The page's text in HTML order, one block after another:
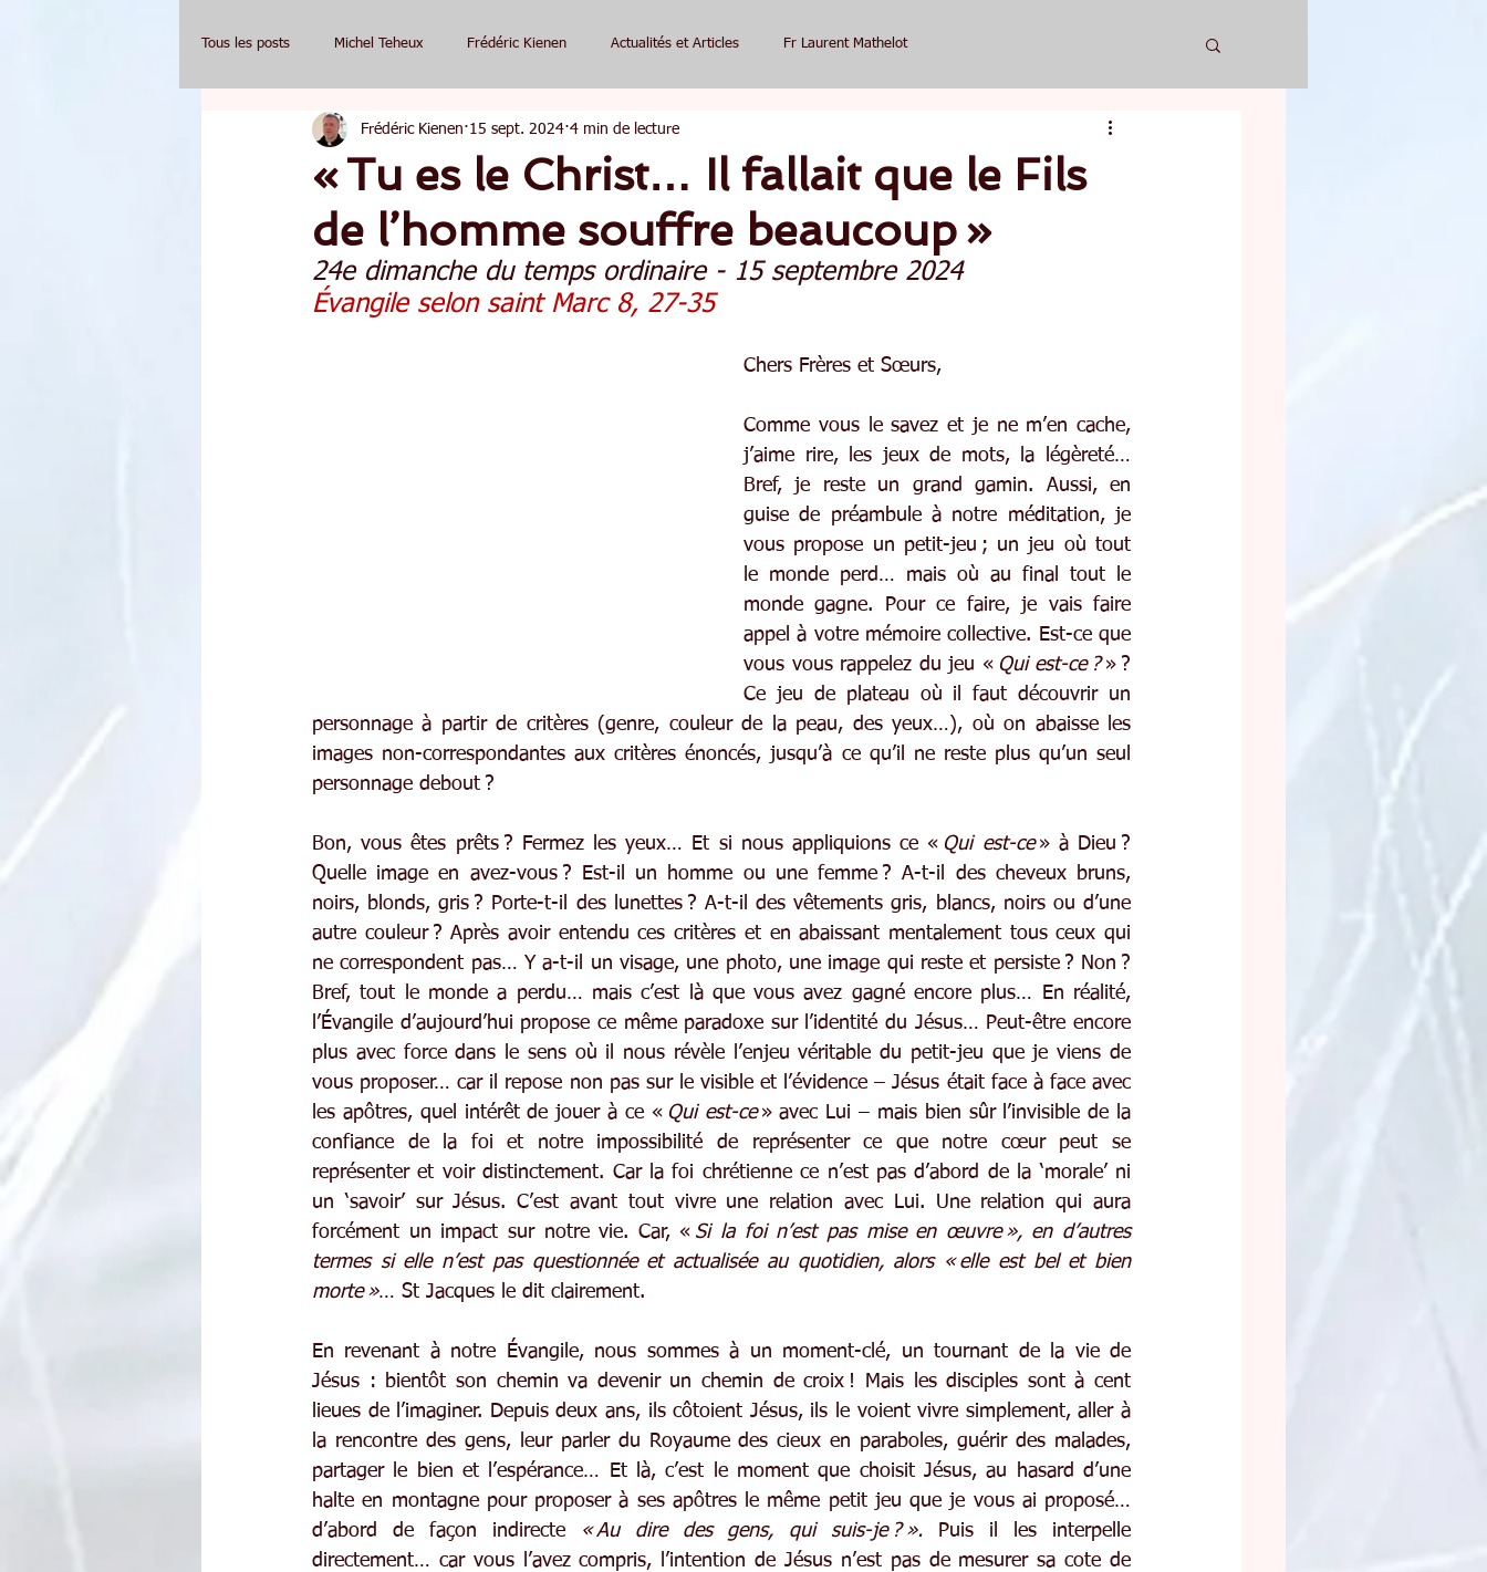
Tous les posts Michel Teheux Frédéric Kienen Actualités et Articles Fr Laurent Mathelot
« Tu es le Christ… Il fallait que le Fils
de l’homme souffre beaucoup »
Frédéric Kienen 15 sept. 2024 4 min de lecture
24e dimanche du temps ordinaire - 15 septembre 2024
Évangile selon saint Marc 8, 27-35
Chers Frères et Sœurs,
Comme vous le savez et je ne m’en cache,
j’aime rire, les jeux de mots, la légèreté…
Bref, je reste un grand gamin. Aussi, en
guise de préambule à notre méditation, je
vous propose un petit-jeu ; un jeu où tout
le monde perd… mais où au final tout le
monde gagne. Pour ce faire, je vais faire
appel à votre mémoire collective. Est-ce que
vous vous rappelez du jeu « Qui est-ce ? » ?
Ce jeu de plateau où il faut découvrir un
personnage à partir de critères (genre, couleur de la peau, des yeux…), où on abaisse les
images non-correspondantes aux critères énoncés, jusqu’à ce qu’il ne reste plus qu’un seul
personnage debout ?
Bon, vous êtes prêts ? Fermez les yeux… Et si nous appliquions ce « Qui est-ce » à Dieu ?
Quelle image en avez-vous ? Est-il un homme ou une femme ? A-t-il des cheveux bruns,
noirs, blonds, gris ? Porte-t-il des lunettes ? A-t-il des vêtements gris, blancs, noirs ou d’une
autre couleur ? Après avoir entendu ces critères et en abaissant mentalement tous ceux qui
ne correspondent pas… Y a-t-il un visage, une photo, une image qui reste et persiste ? Non ?
Bref, tout le monde a perdu… mais c’est là que vous avez gagné encore plus… En réalité,
l’Évangile d’aujourd’hui propose ce même paradoxe sur l’identité du Jésus… Peut-être encore
plus avec force dans le sens où il nous révèle l’enjeu véritable du petit-jeu que je viens de
vous proposer… car il repose non pas sur le visible et l’évidence – Jésus était face à face avec
les apôtres, quel intérêt de jouer à ce « Qui est-ce » avec Lui – mais bien sûr l’invisible de la
confiance de la foi et notre impossibilité de représenter ce que notre cœur peut se
représenter et voir distinctement. Car la foi chrétienne ce n’est pas d’abord de la ‘morale’ ni
un ‘savoir’ sur Jésus. C’est avant tout vivre une relation avec Lui. Une relation qui aura
forcément un impact sur notre vie. Car, « Si la foi n’est pas mise en œuvre », en d’autres
termes si elle n’est pas questionnée et actualisée au quotidien, alors « elle est bel et bien
morte »… St Jacques le dit clairement.
En revenant à notre Évangile, nous sommes à un moment-clé, un tournant de la vie de
Jésus : bientôt son chemin va devenir un chemin de croix ! Mais les disciples sont à cent
lieues de l’imaginer. Depuis deux ans, ils côtoient Jésus, ils le voient vivre simplement, aller à
la rencontre des gens, leur parler du Royaume des cieux en paraboles, guérir des malades,
partager le bien et l’espérance… Et là, c’est le moment que choisit Jésus, au hasard d’une
halte en montagne pour proposer à ses apôtres le même petit jeu que je vous ai proposé…
d’abord de façon indirecte
« Au dire des gens, qui suis-je ? ».
Puis il les interpelle
directement… car vous l’avez compris, l’intention de Jésus n’est pas de mesurer sa cote de